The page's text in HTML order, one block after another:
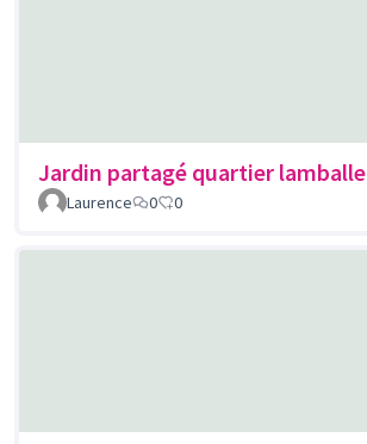
Jardin partagé quartier lamballe
Laurence
0 0